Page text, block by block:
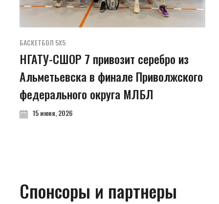
БАСКЕТБОЛ 5Х5
НГАТУ-СШОР 7 привозит серебро из
Альметьевска в финале Приволжского
федерального округа МЛБЛ
15 июня, 2026
Спонсоры и партнеры